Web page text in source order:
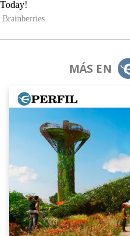
MÁS EN